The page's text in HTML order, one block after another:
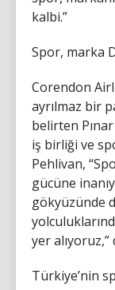
kalbi.”
Spor, marka
Corendon
ayrılmaz bir
belirten
iş birliği ve
Pehlivan,
gücüne
gökyüzünde
yer alıyoruz,”
Türkiye’nin